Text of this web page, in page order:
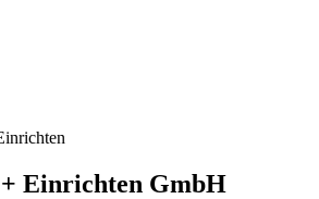
Einrichten GmbH